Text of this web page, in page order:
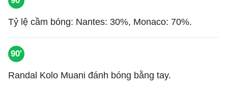
Tỷ lệ cầm bóng: Nantes: 30%, Monaco: 70%.
90'
Randal Kolo Muani đánh bóng bằng tay.